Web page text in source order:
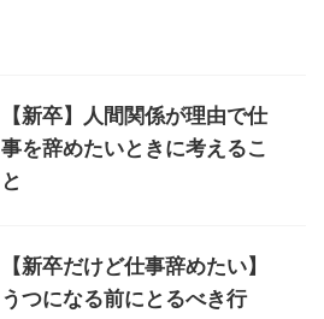
【新卒】人間関係が理由で仕
事を辞めたいときに考えるこ
と
【新卒だけど仕事辞めたい】
うつになる前にとるべき行